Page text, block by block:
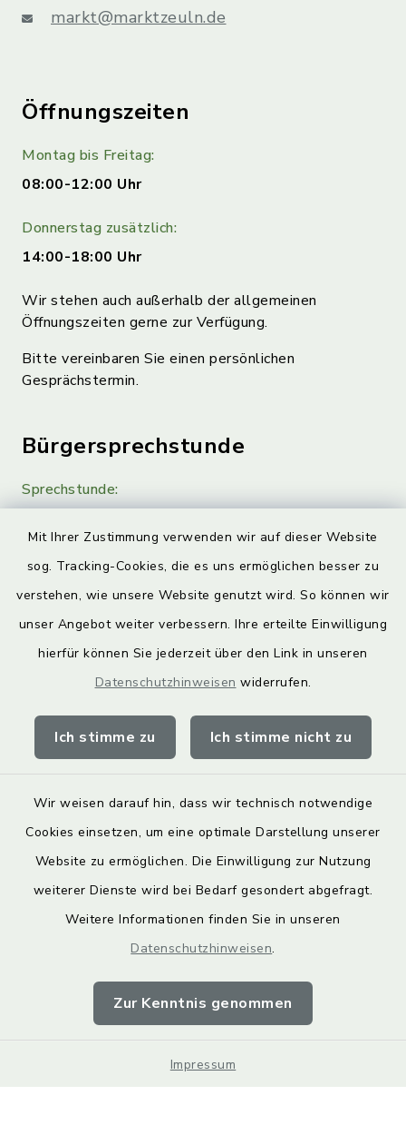
Mit Ihrer Zustimmung verwenden wir auf dieser Website
sog. Tracking-Cookies, die es uns ermöglichen besser zu
verstehen, wie unsere Website genutzt wird. So können wir
unser Angebot weiter verbessern. Ihre erteilte Einwilligung
hierfür können Sie jederzeit über den Link in unseren
Datenschutzhinweisen widerrufen.
Ich stimme zu Ich stimme nicht zu
Wir weisen darauf hin, dass wir technisch notwendige
Cookies einsetzen, um eine optimale Darstellung unserer
Website zu ermöglichen. Die Einwilligung zur Nutzung
weiterer Dienste wird bei Bedarf gesondert abgefragt.
Weitere Informationen finden Sie in unseren
Datenschutzhinweisen.
Zur Kenntnis genommen
Impressum
markt@marktzeuln.de
Öffnungszeiten
Montag bis Freitag:
08:00-12:00 Uhr
Donnerstag zusätzlich:
14:00-18:00 Uhr
Wir stehen auch außerhalb der allgemeinen
Öffnungszeiten gerne zur Verfügung.
Bitte vereinbaren Sie einen persönlichen
Gesprächstermin.
Bürgersprechstunde
Sprechstunde:
Quicklinks
Landkreis Lichtenfels
geoPortal Lichtenfels
Barrierefreiheit
Impressum
Sitemap